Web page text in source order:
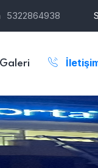
5322864938
Galeri